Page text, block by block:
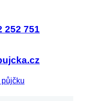
252 751